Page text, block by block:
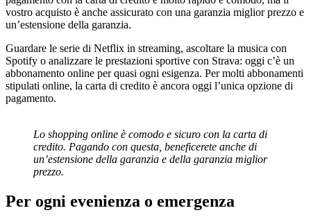
vostro acquisto è anche assicurato con una garanzia miglior prezzo e
un’estensione della garanzia.
Guardare le serie di Netflix in streaming, ascoltare la musica con
Spotify o analizzare le prestazioni sportive con Strava: oggi c’è un
abbonamento online per quasi ogni esigenza. Per molti abbonamenti
stipulati online, la carta di credito è ancora oggi l’unica opzione di
pagamento.
Lo shopping online è comodo e sicuro con la carta di
credito. Pagando con questa, beneficerete anche di
un’estensione della garanzia e della garanzia miglior
prezzo.
Per ogni evenienza o emergenza